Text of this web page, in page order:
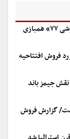
ماهرشالا علی و تام هاردی در فیلم «خاموشی ۷۷» همبازی
فروش افتتاحیه
جیمز باند
گزارش فروش